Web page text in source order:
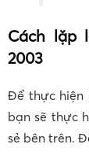
Cách lặp
2003
Để thực hiện
bạn sẽ thực
sẻ bên trên.